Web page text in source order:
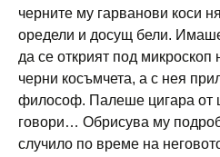
черните му гарванови коси
оредели и досущ бели.
да се открият под микроскоп
черни косъмчета, а с нея
философ. Палеше цигара от
говори… Обрисува му
случило по време на